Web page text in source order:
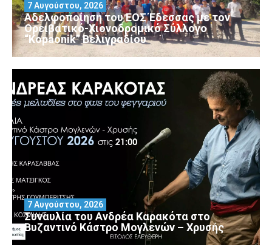
Αδελφοποίηση του ΕΟΣ Έδεσσας με τον
Ορειβατικό-Χιονοδρομικό Σύλλογο
“Kopaonik” Βελιγραδίου
7 Αυγούστου, 2026
Συναυλία του Ανδρέα Καρακότα στο
Βυζαντινό Κάστρο Μογλενών – Χρυσής
7 Αυγούστου, 2026